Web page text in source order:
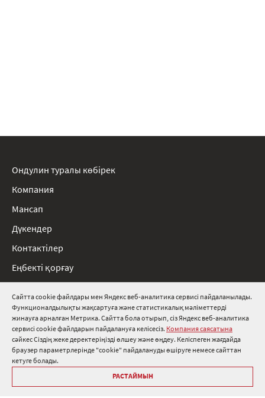
Сайтта cookie файлдары мен Яндекс веб-аналитика сервисі пайдаланылады.
Функционалдылықты жақсартуға және статистикалық мәліметтерді
жинауға арналған Метрика. Сайтта бола отырып, сіз Яндекс веб-аналитика
сервисі cookie файлдарын пайдалануға келісесіз. Компания саясатына
сәйкес Сіздің жеке деректеріңізді өлшеу және өңдеу. Келіспеген жағдайда
браузер параметрлерінде "cookie" пайдалануды өшіруге немесе сайттан
кетуге болады.
РАСТАЙМЫН
8 800 511 91 82
info@onduline.ru
Ресей Беларусь Қазақстан
Ондулин туралы көбірек
Компания
Мансап
Дүкендер
Контактілер
Еңбекті қорғау